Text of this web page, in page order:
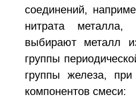
соединений,
нитрата металла,
выбирают металл
группы
группы железа,
компонентов смеси: